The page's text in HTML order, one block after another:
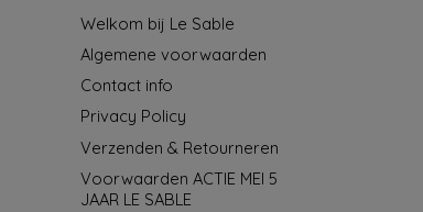
Welkom bij Le Sable
Algemene voorwaarden
Contact info
Privacy Policy
Verzenden & Retourneren
Voorwaarden ACTIE MEI 5
JAAR LE SABLE